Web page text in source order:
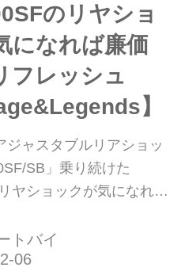
のリヤショ
になれば廉価
フレッシュ
】
ジャスタブルリアショッ
SB」乗り続けた
ヤショックが気になれば
】 月刊『ヘリテ
ズ』が各社の注目の新
トバイ